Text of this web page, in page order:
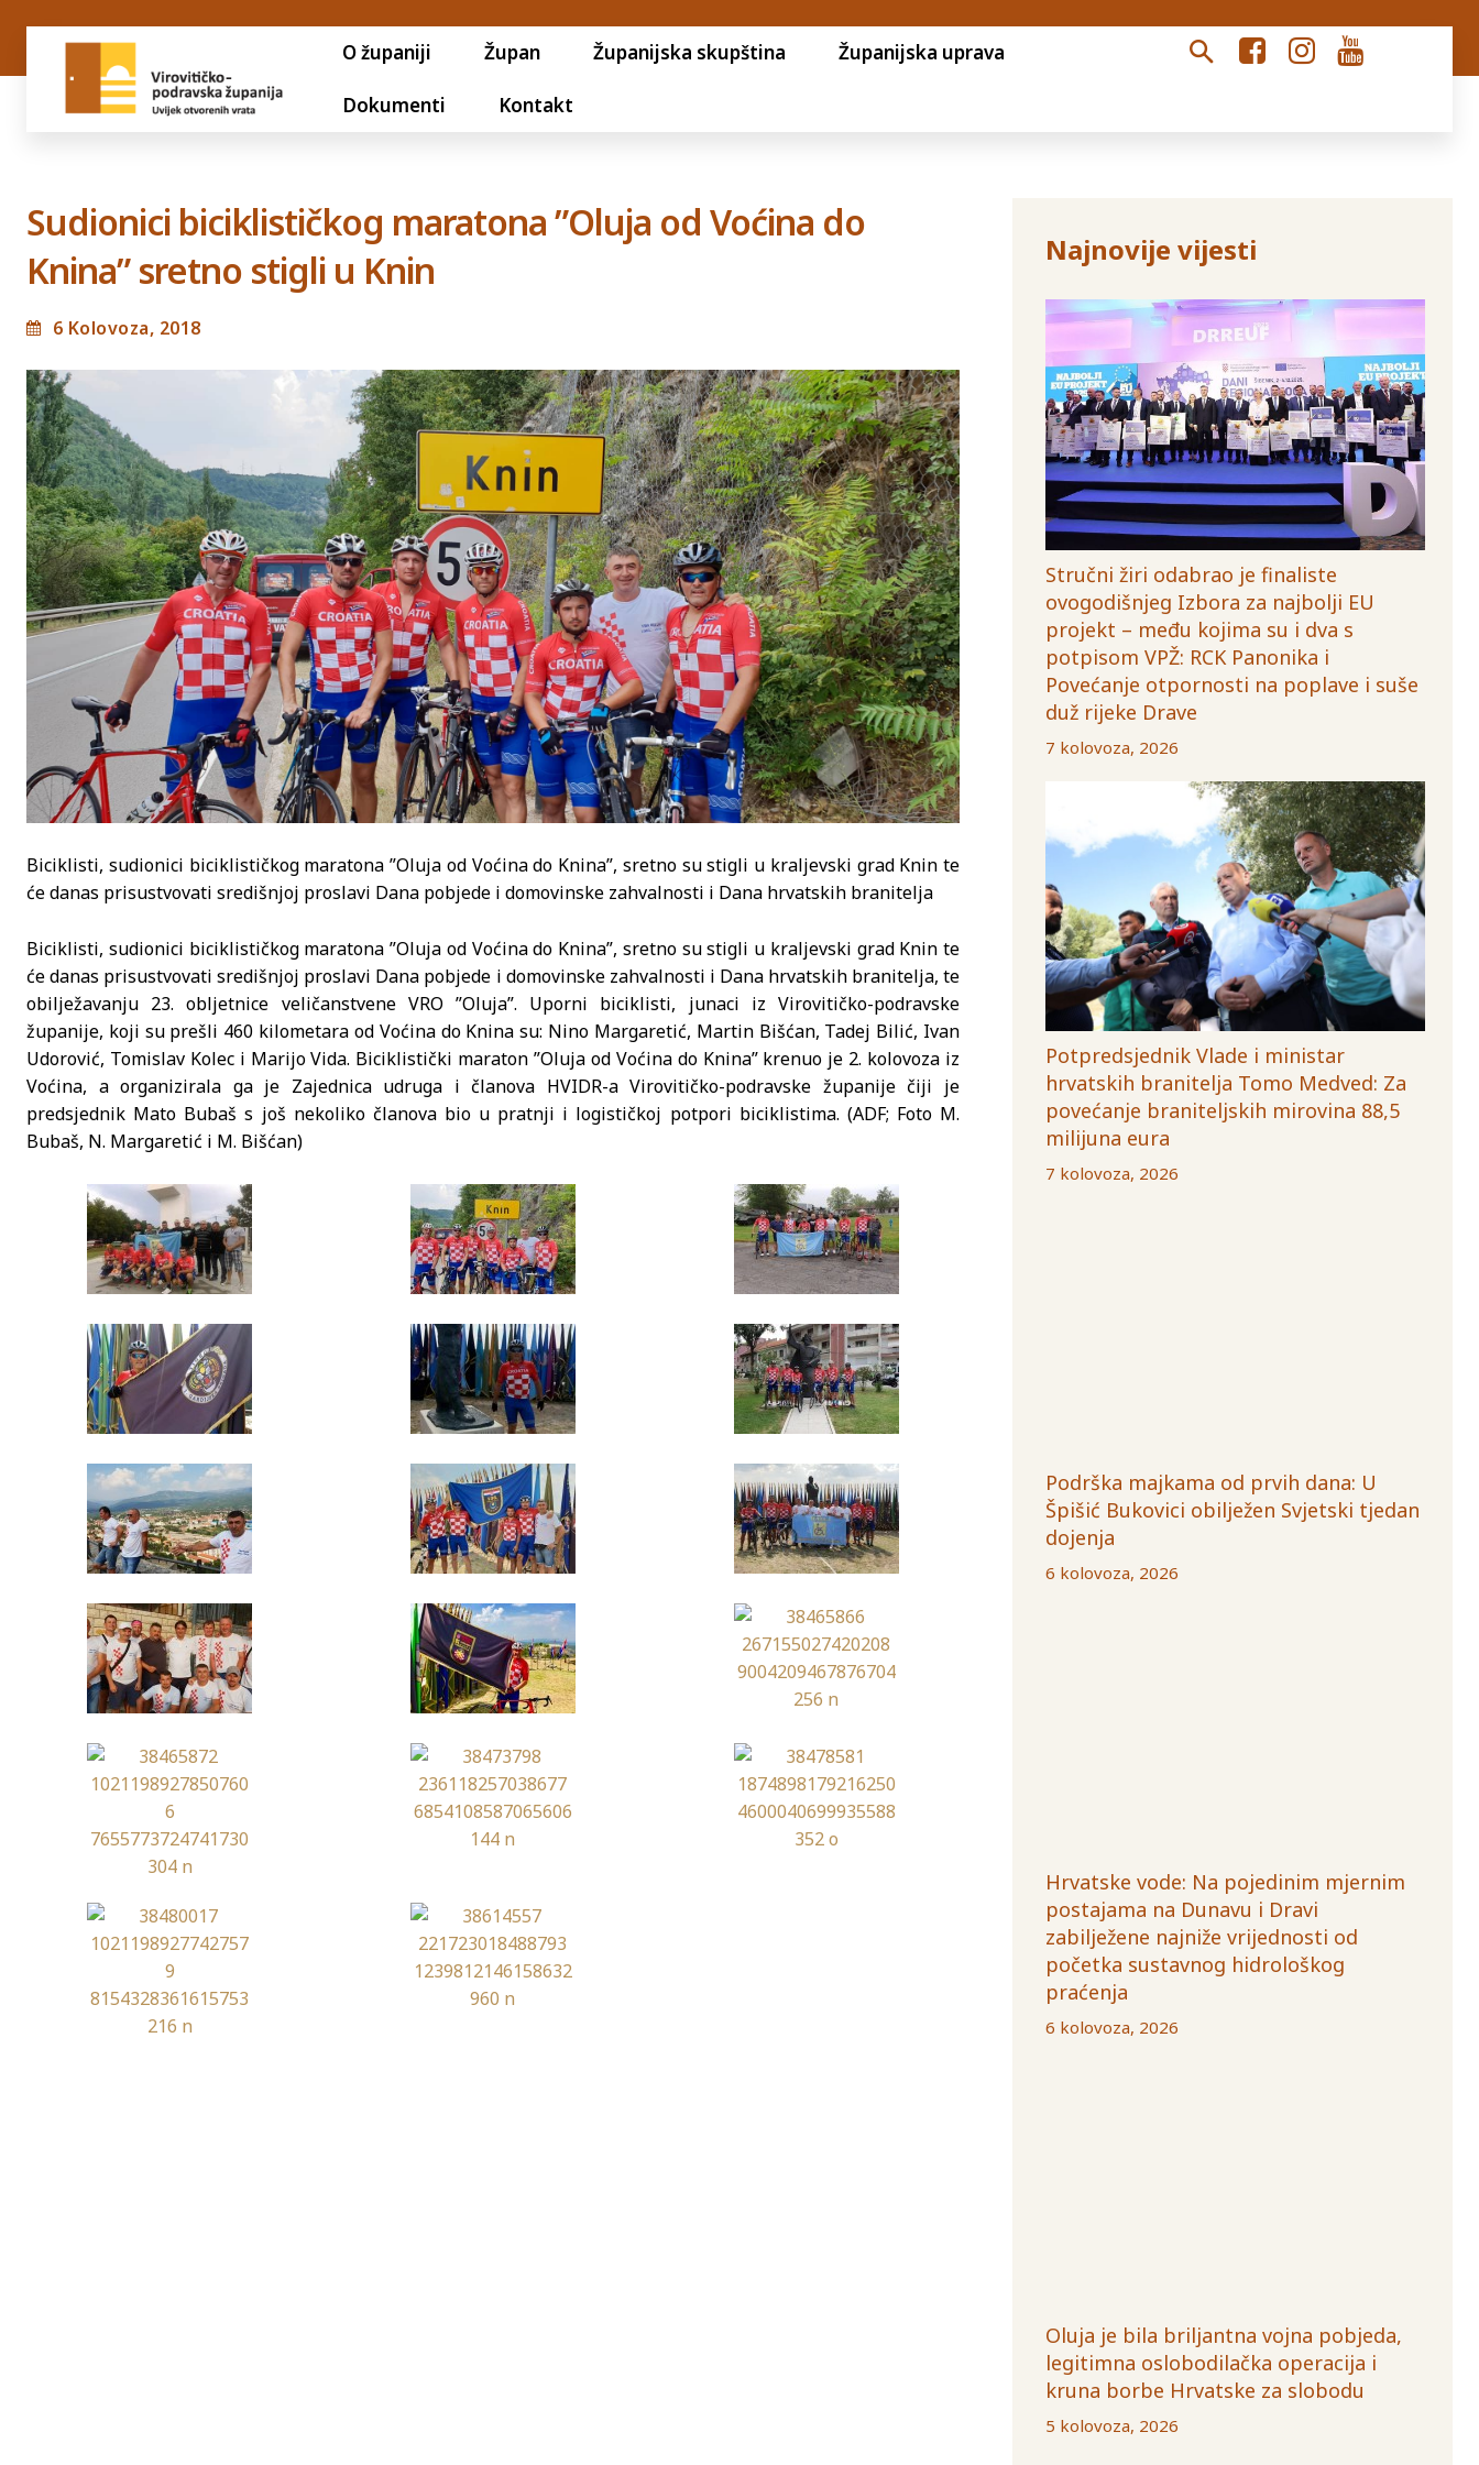
O županiji Župan Županijska skupština Županijska uprava
Dokumenti Kontakt
Sudionici biciklističkog maratona ”Oluja od Voćina do
Knina” sretno stigli u Knin
6 Kolovoza, 2018
Biciklisti, sudionici biciklističkog maratona ”Oluja od Voćina do Knina”, sretno su stigli u kraljevski grad Knin te
će danas prisustvovati središnjoj proslavi Dana pobjede i domovinske zahvalnosti i Dana hrvatskih branitelja
Biciklisti, sudionici biciklističkog maratona ”Oluja od Voćina do Knina”, sretno su stigli u kraljevski grad Knin te
će danas prisustvovati središnjoj proslavi Dana pobjede i domovinske zahvalnosti i Dana hrvatskih branitelja, te
obilježavanju 23. obljetnice veličanstvene VRO ”Oluja”. Uporni biciklisti, junaci iz Virovitičko-podravske
županije, koji su prešli 460 kilometara od Voćina do Knina su: Nino Margaretić, Martin Bišćan, Tadej Bilić, Ivan
Udorović, Tomislav Kolec i Marijo Vida. Biciklistički maraton ”Oluja od Voćina do Knina” krenuo je 2. kolovoza iz
Voćina, a organizirala ga je Zajednica udruga i članova HVIDR-a Virovitičko-podravske županije čiji je
predsjednik Mato Bubaš s još nekoliko članova bio u pratnji i logističkoj potpori biciklistima. (ADF; Foto M.
Bubaš, N. Margaretić i M. Bišćan)
Najnovije vijesti
Stručni žiri odabrao je finaliste
ovogodišnjeg Izbora za najbolji EU
projekt – među kojima su i dva s
potpisom VPŽ: RCK Panonika i
Povećanje otpornosti na poplave i suše
duž rijeke Drave
7 kolovoza, 2026
Potpredsjednik Vlade i ministar
hrvatskih branitelja Tomo Medved: Za
povećanje braniteljskih mirovina 88,5
milijuna eura
7 kolovoza, 2026
Podrška majkama od prvih dana: U
Špišić Bukovici obilježen Svjetski tjedan
dojenja
6 kolovoza, 2026
Hrvatske vode: Na pojedinim mjernim
postajama na Dunavu i Dravi
zabilježene najniže vrijednosti od
početka sustavnog hidrološkog
praćenja
6 kolovoza, 2026
Oluja je bila briljantna vojna pobjeda,
legitimna oslobodilačka operacija i
kruna borbe Hrvatske za slobodu
5 kolovoza, 2026